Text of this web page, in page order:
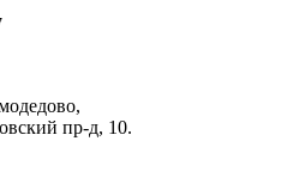
пр-д, 10.